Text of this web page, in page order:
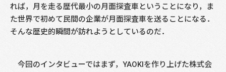
れば，月を走る歴代最小の月面探査車ということになり，ま
た世界で初めて民間の企業が月面探査車を送ることになる．
そんな歴史的瞬間が訪れようとしているのだ．
今回のインタビューではまず，YAOKIを作り上げた株式会